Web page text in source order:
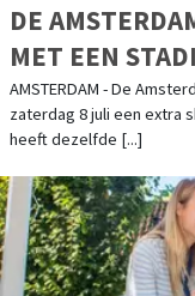
DE
MET EEN
JULI EN
AMSTERDAM - De
zaterdag 8 juli een extra
heeft dezelfde [...]